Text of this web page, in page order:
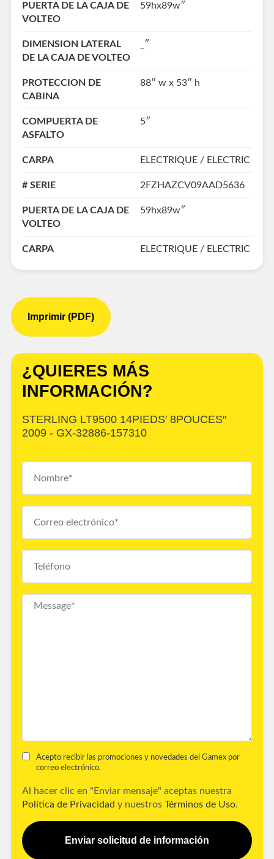
PUERTA DE LA CAJA DE
VOLTEO
59hx89w″
DIMENSION LATERAL
DE LA CAJA DE VOLTEO
_″
PROTECCION DE
CABINA
88″ w x 53″ h
COMPUERTA DE
ASFALTO
5″
CARPA ELECTRIQUE / ELECTRIC
# SERIE 2FZHAZCV09AAD5636
PUERTA DE LA CAJA DE
VOLTEO
59hx89w″
CARPA ELECTRIQUE / ELECTRIC
Imprimir (PDF)
¿QUIERES MÁS
INFORMACIÓN?
STERLING LT9500 14PIEDS′ 8POUCES″
2009 - GX-32886-157310
Acepto recibir las promociones y novedades del Gamex por
correo electrónico.
Al hacer clic en "Enviar mensaje" aceptas nuestra
Política de Privacidad y nuestros Términos de Uso.
Enviar solicitud de información